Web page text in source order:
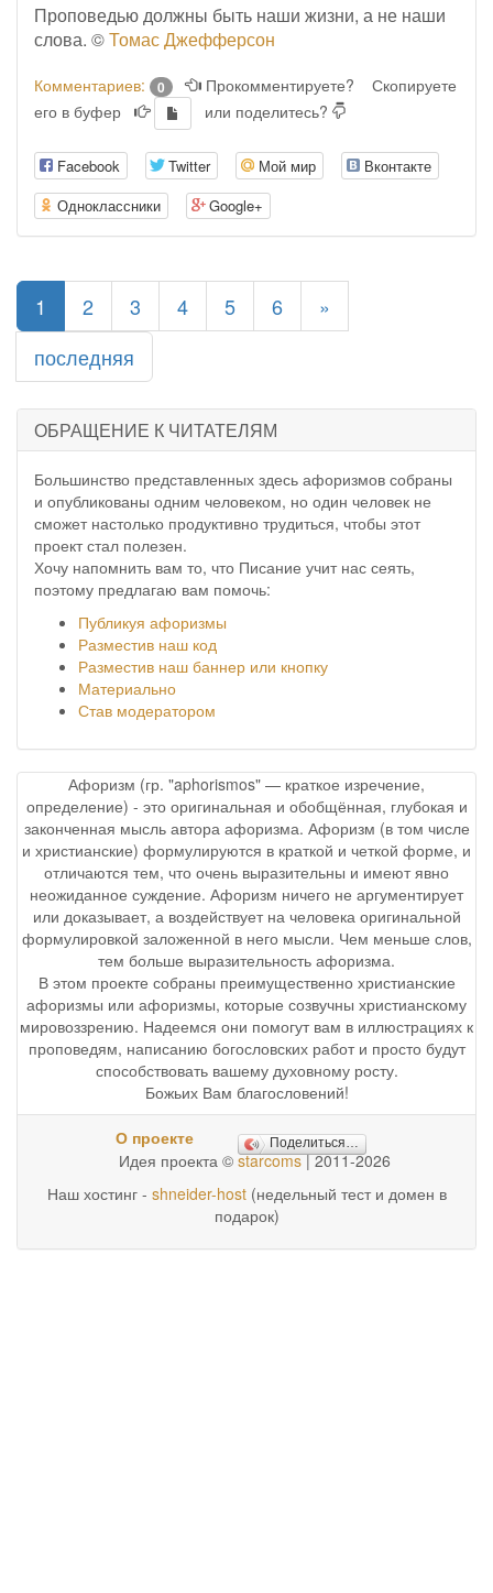
Проповедью должны быть наши жизни, а не наши
слова. ©Томас Джефферсон
Комментариев: 0 Прокомментируете?
Скопируете
его в буфер
или поделитесь?
Facebook Twitter Мой мир
Вконтакте
Одноклассники
Google+
1 (current)
2 3 4 5 6
»
последняя
ОБРАЩЕНИЕ К ЧИТАТЕЛЯМ
Большинство представленных здесь афоризмов собраны
и опубликованы одним человеком, но один человек не
сможет настолько продуктивно трудиться, чтобы этот
проект стал полезен.
Хочу напомнить вам то, что Писание учит нас сеять,
поэтому предлагаю вам помочь:
Публикуя афоризмы
Разместив наш код
Разместив наш баннер или кнопку
Материально
Став модератором
Афоризм (гр. "aphorismos" — краткое изречение,
определение) - это оригинальная и обобщённая, глубокая и
законченная мысль автора афоризма. Афоризм (в том числе
и христианские) формулируются в краткой и четкой форме, и
отличаются тем, что очень выразительны и имеют явно
неожиданное суждение. Афоризм ничего не аргументирует
или доказывает, а воздействует на человека оригинальной
формулировкой заложенной в него мысли. Чем меньше слов,
тем больше выразительность афоризма.
В этом проекте собраны преимущественно христианские
афоризмы или афоризмы, которые созвучны христианскому
мировоззрению. Надеемся они помогут вам в иллюстрациях к
проповедям, написанию богословских работ и просто будут
способствовать вашему духовному росту.
Божьих Вам благословений!
О проекте Поделиться…
Идея проекта © starcoms| 2011-2026
Наш хостинг - shneider-host(недельный тест и домен в
подарок)